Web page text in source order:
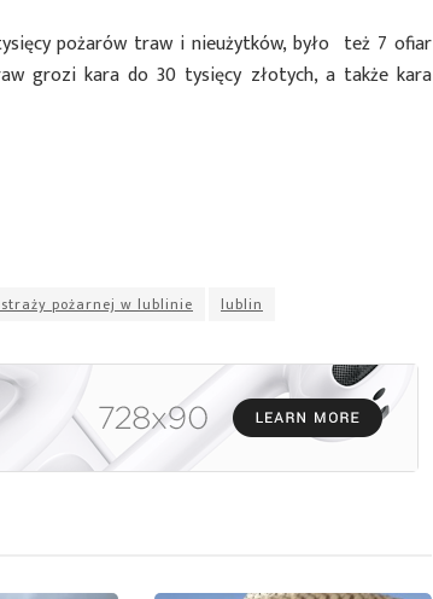
pożarów traw i nieużytków, było też 7 ofiar
grozi kara do 30 tysięcy złotych, a także kara
pożarnej w lublinie lublin